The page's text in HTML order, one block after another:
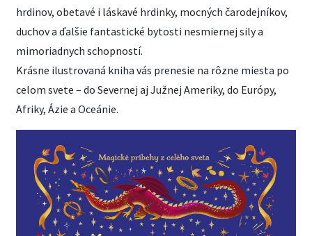
hrdinov, obetavé i láskavé hrdinky, mocných čarodejníkov,
duchov a ďalšie fantastické bytosti nesmiernej sily a
mimoriadnych schopností.
Krásne ilustrovaná kniha vás prenesie na rôzne miesta po
celom svete – do Severnej aj Južnej Ameriky, do Európy,
Afriky, Ázie a Oceánie.